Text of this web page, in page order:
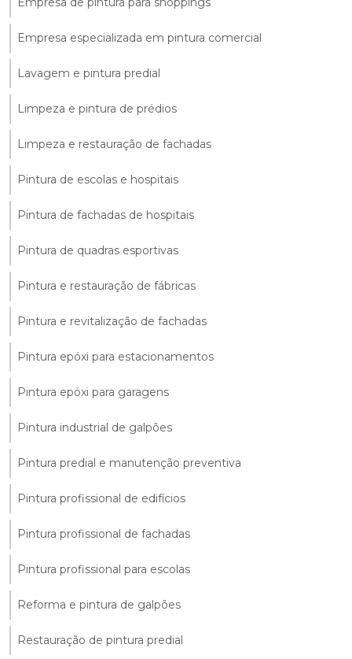
Empresa especializada em pintura comercial
Lavagem e pintura predial
Limpeza e pintura de prédios
Limpeza e restauração de fachadas
Pintura de escolas e hospitais
Pintura de fachadas de hospitais
Pintura de quadras esportivas
Pintura e restauração de fábricas
Pintura e revitalização de fachadas
Pintura epóxi para estacionamentos
Pintura epóxi para garagens
Pintura industrial de galpões
Pintura predial e manutenção preventiva
Pintura profissional de edifícios
Pintura profissional de fachadas
Pintura profissional para escolas
Reforma e pintura de galpões
Restauração de pintura predial